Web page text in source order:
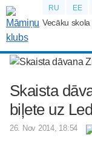
RU EE
Vecāku skola
Skaista
biļete uz
26. Nov 2014, 18:54